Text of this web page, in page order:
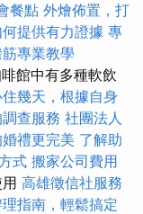
餐點 外燴佈置，打
提供有力證據 專
專業教學
館中有多種軟飲
幾天，根據自身
查服務 社團法人
禮更完美 了解助
式 搬家公司費用
高雄徵信社服務
指南，輕鬆搞定